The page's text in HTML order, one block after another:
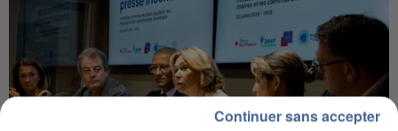
Continuer sans accepter